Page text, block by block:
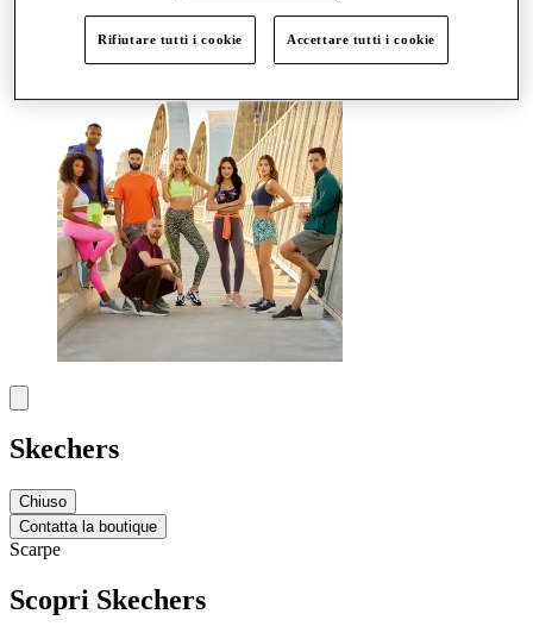
Altro
Skechers
Chiuso
Contatta la boutique
Scarpe
Scopri Skechers
Rifiutare tutti i cookie Accettare tutti i cookie